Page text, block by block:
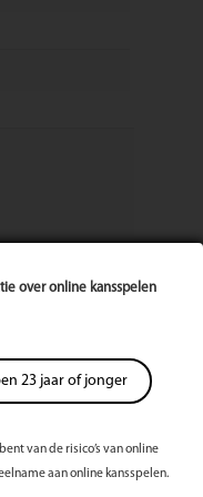
over online kansspelen
23 jaar of jonger
van de risico’s van online
aan online kansspelen.